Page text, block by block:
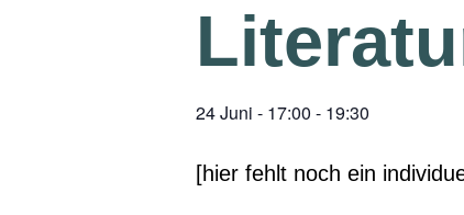
24 Juni - 17:00 - 19:30
[hier fehlt noch ein